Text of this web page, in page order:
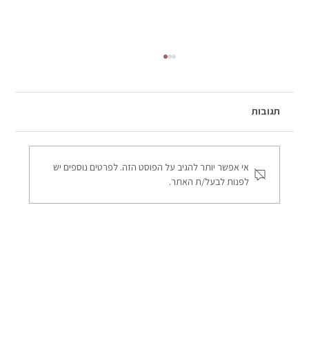
תגובות
אי אפשר יותר להגיב על הפוסט הזה. לפרטים נוספים יש
לפנות לבעל/ת האתר.